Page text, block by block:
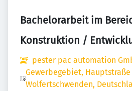
Bachelorarbeit im
Konstruktion /
pester pac automation
Gewerbegebiet, Hauptstraße
Wolfertschwenden,